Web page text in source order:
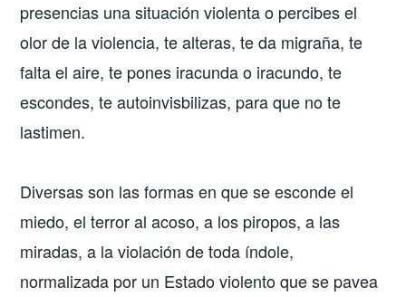
presencias una situación violenta o percibes el
olor de la violencia, te alteras, te da migraña, te
falta el aire, te pones iracunda o iracundo, te
escondes, te autoinvisbilizas, para que no te
lastimen.
Diversas son las formas en que se esconde el
miedo, el terror al acoso, a los piropos, a las
miradas, a la violación de toda índole,
normalizada por un Estado violento que se pavea